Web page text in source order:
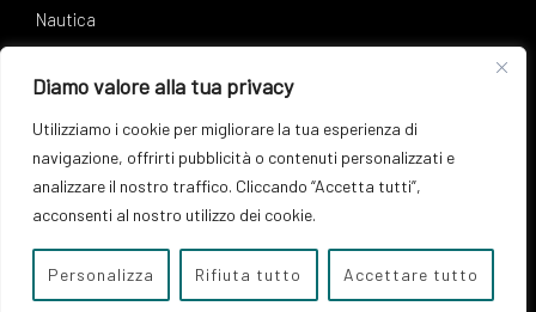
Diamo valore alla tua privacy
Utilizziamo i cookie per migliorare la tua esperienza di
navigazione, offrirti pubblicità o contenuti personalizzati e
analizzare il nostro traffico. Cliccando “Accetta tutti”,
acconsenti al nostro utilizzo dei cookie.
Personalizza Rifiuta tutto Accettare tutto
Nautica
SOCIAL
Facebook
Instagram
LinkedIn
qualità